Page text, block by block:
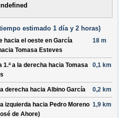
estimado 1 día y 2 horas)
hacia el oeste en García
Tomasa Esteves
18 m
1.ª a la derecha hacia Tomasa
0,1 km
derecha hacia Albino García 0,2 km
izquierda hacia Pedro Moreno
de Ahore)
1,9 km